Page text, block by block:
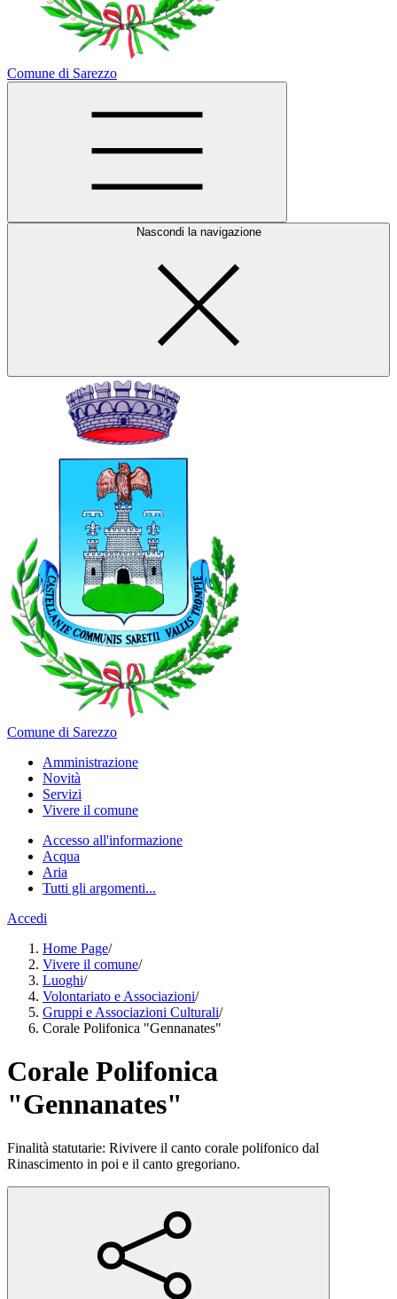
Comune di Sarezzo
Nascondi la navigazione
Comune di Sarezzo
Amministrazione
Novità
Servizi
Vivere il comune
Accesso all'informazione
Acqua
Aria
Tutti gli argomenti...
Accedi
Home Page/
Vivere il comune/
Luoghi/
Volontariato e Associazioni/
Gruppi e Associazioni Culturali/
Corale Polifonica "Gennanates"
Corale Polifonica
"Gennanates"
Finalità statutarie: Rivivere il canto corale polifonico dal
Rinascimento in poi e il canto gregoriano.